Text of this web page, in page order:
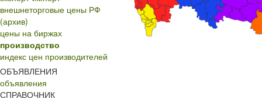
внешнеторговые цены РФ
(архив)
цены на биржах
производство
индекс цен производителей
ОБЪЯВЛЕНИЯ
объявления
СПРАВОЧНИК